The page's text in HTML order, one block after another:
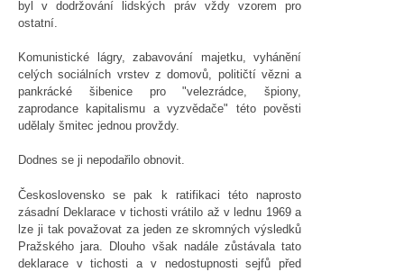
byl v dodržování lidských práv vždy vzorem pro
ostatní.
Komunistické lágry, zabavování majetku, vyhánění
celých sociálních vrstev z domovů, političtí vězni a
pankrácké šibenice pro "velezrádce, špiony,
zaprodance kapitalismu a vyzvědače" této pověsti
udělaly šmitec jednou provždy.
Dodnes se ji nepodařilo obnovit.
Československo se pak k ratifikaci této naprosto
zásadní Deklarace v tichosti vrátilo až v lednu 1969 a
lze ji tak považovat za jeden ze skromných výsledků
Pražského jara. Dlouho však nadále zůstávala tato
deklarace v tichosti a v nedostupnosti sejfů před